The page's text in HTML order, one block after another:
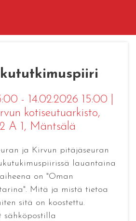
- 14.02.2026 15:00
kotiseutuarkisto,
A 1, Mäntsälä
ja Kirvun pitäjäseuran
lauantaina
on "Oman
Mitä ja mistä tietoa
sitä on koostettu.
sähköpostilla